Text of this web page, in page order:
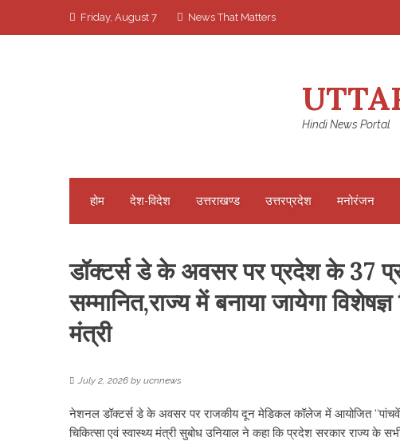
Friday, August 7 News That Matters
Hindi News Portal
होम देश-विदेश उत्तराखण्ड उत्तरप्रदेश मनोरंजन
डॉक्टर्स डे के अवसर पर प्रदेश के 37
सम्मानित,राज्य में बनाया जायेगा
मंत्री
July 2, 2026 by ucnnews
नेशनल डॉक्टर्स डे के अवसर पर राजकीय दून मेडिकल कॉलेज में आयोजित
चिकित्सा एवं स्वास्थ्य मंत्री सुबोध उनियाल ने कहा कि प्रदेश सरकार राज्य